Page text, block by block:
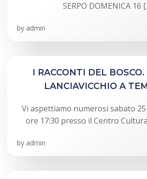
SERPO DOMENICA 16
by admin
I RACCONTI DEL
LANCIAVICCHIO A
Vi aspettiamo numerosi sabato
ore 17:30 presso il Centro
by admin